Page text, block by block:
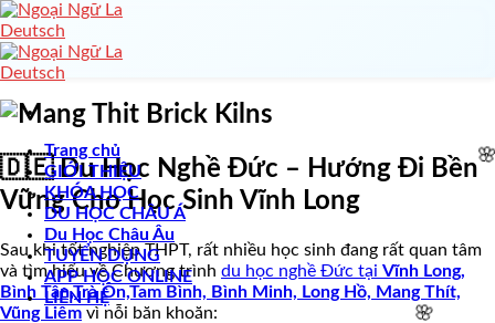
Skip
to
content
Trang chủ
GIỚI THIỆU
KHÓA HỌC
DU HỌC CHÂU Á
Du Học Châu Âu
TUYỂN DỤNG
APP HỌC ONLINE
LIÊN HỆ
🇩🇪 Du Học Nghề Đức – Hướng Đi Bền
Vững Cho Học Sinh Vĩnh Long
Sau khi tốt nghiệp THPT, rất nhiều học sinh đang rất quan tâm
và tìm hiểu về Chương trình du học nghề Đức tại Vĩnh Long,
Bình Tân,Trà Ôn,Tam Bình, Bình Minh, Long Hồ, Mang Thít,
Vũng Liêm vì nỗi băn khoăn: